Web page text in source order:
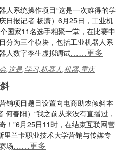
人系统操作项目“这是一次难得的学
日报记者 杨潇）6月25日，工业机
国家11名选手相聚一堂，在比赛中
分为三个模块，包括工业机器人系
人数字孪生虚拟调试……更多
,这是,学习,机器人,机器,重庆
销项目题目设置向电商助农倾斜本
春阳）“我之前从来没有直播过，
！”6月25日11时，在结束互联网营
里兰卡职业技术大学营销与传媒专
场……更多